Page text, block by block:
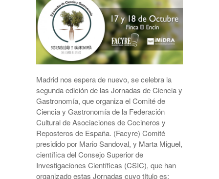
Madrid nos espera de nuevo, se celebra la
segunda edición de las Jornadas de Ciencia y
Gastronomía, que organiza el Comité de
Ciencia y Gastronomía de la Federación
Cultural de Asociaciones de Cocineros y
Reposteros de España. (Facyre) Comité
presidido por Mario Sandoval, y Marta Miguel,
científica del Consejo Superior de
Investigaciones Científicas (CSIC), que han
organizado estas Jornadas cuyo título es: